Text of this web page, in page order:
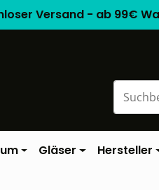
Versand - ab 99€
Gläser Hersteller